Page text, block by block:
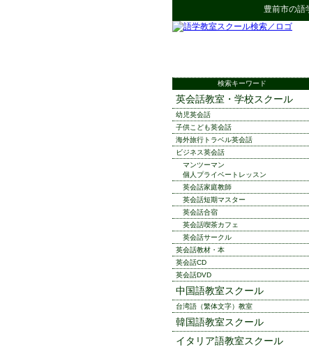
豊前市の語
検索キーワード
英会話教室・学校スクール
幼児英会話
子供こども英会話
海外旅行トラベル英会話
ビジネス英会話
マンツーマン
個人プライベートレッスン
英会話家庭教師
英会話短期マスター
英会話合宿
英会話喫茶カフェ
英会話サークル
英会話教材・本
英会話CD
英会話DVD
中国語教室スクール
台湾語（繁体文字）教室
韓国語教室スクール
イタリア語教室スクール